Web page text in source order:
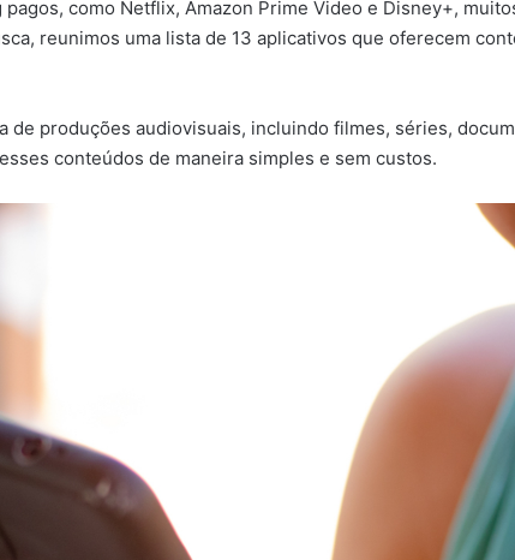
como Netflix, Amazon Prime Video e Disney+,
reunimos uma lista de 13 aplicativos que oferecem
de produções audiovisuais, incluindo filmes, séries,
conteúdos de maneira simples e sem custos.